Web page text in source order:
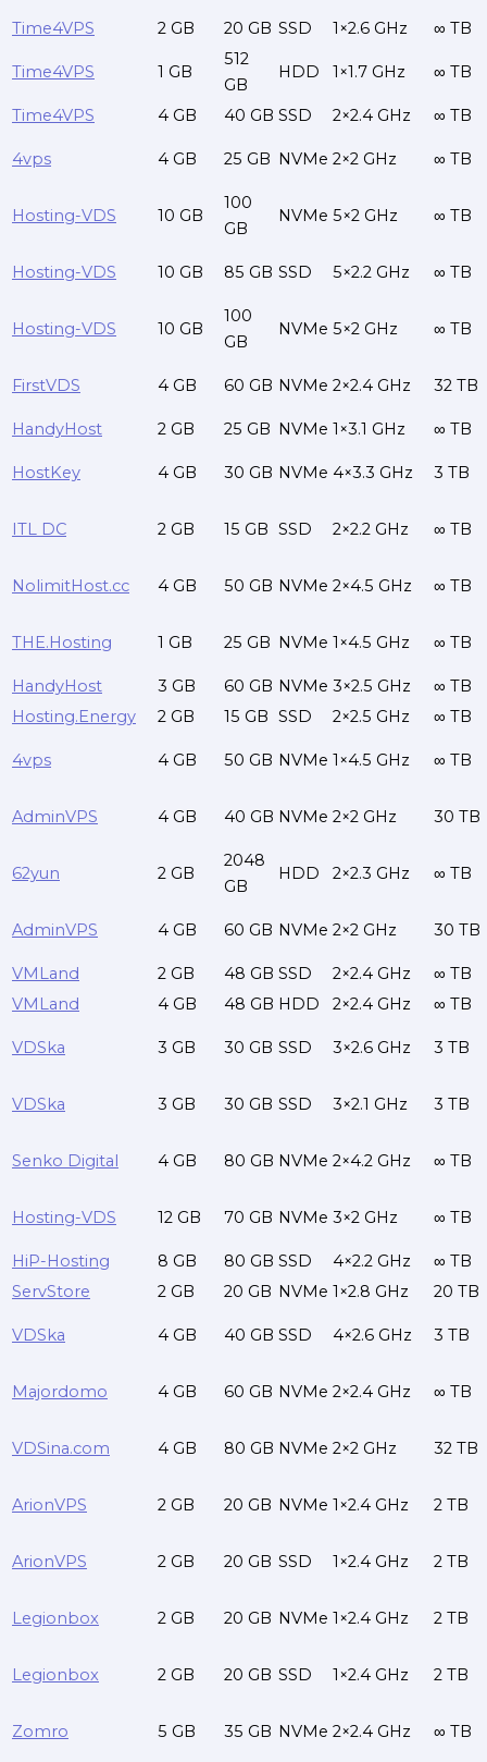
Time4VPS 2 GB 20 GB SSD 1×2.6 GHz ∞ TB
Time4VPS 1 GB
512
GB
HDD 1×1.7 GHz ∞ TB
Time4VPS 4 GB 40 GB SSD 2×2.4 GHz ∞ TB
4vps 4 GB 25 GB NVMe 2×2 GHz ∞ TB
Hosting-VDS 10 GB
100
GB
NVMe 5×2 GHz ∞ TB
Hosting-VDS 10 GB 85 GB SSD 5×2.2 GHz ∞ TB
Hosting-VDS 10 GB
100
GB
NVMe 5×2 GHz ∞ TB
FirstVDS 4 GB 60 GB NVMe 2×2.4 GHz 32 TB
HandyHost 2 GB 25 GB NVMe 1×3.1 GHz ∞ TB
HostKey 4 GB 30 GB NVMe 4×3.3 GHz 3 TB
ITL DC 2 GB 15 GB SSD 2×2.2 GHz ∞ TB
NolimitHost.cc 4 GB 50 GB NVMe 2×4.5 GHz ∞ TB
THE.Hosting 1 GB 25 GB NVMe 1×4.5 GHz ∞ TB
HandyHost 3 GB 60 GB NVMe 3×2.5 GHz
∞ TB
Hosting.Energy
2 GB 15 GB SSD 2×2.5 GHz ∞ TB
4vps 4 GB 50 GB NVMe 1×4.5 GHz ∞ TB
AdminVPS 4 GB 40 GB NVMe 2×2 GHz 30 TB
62yun 2 GB
2048
GB
HDD 2×2.3 GHz ∞ TB
AdminVPS 4 GB 60 GB NVMe 2×2 GHz 30 TB
VMLand 2 GB 48 GB SSD 2×2.4 GHz
∞ TB
VMLand
4 GB 48 GB HDD 2×2.4 GHz ∞ TB
VDSka 3 GB 30 GB SSD 3×2.6 GHz 3 TB
VDSka 3 GB 30 GB SSD 3×2.1 GHz 3 TB
Senko Digital 4 GB 80 GB NVMe 2×4.2 GHz ∞ TB
Hosting-VDS 12 GB 70 GB NVMe 3×2 GHz ∞ TB
HiP-Hosting 8 GB 80 GB SSD 4×2.2 GHz
∞ TB
ServStore
2 GB 20 GB NVMe 1×2.8 GHz 20 TB
VDSka 4 GB 40 GB SSD 4×2.6 GHz 3 TB
Majordomo 4 GB 60 GB NVMe 2×2.4 GHz ∞ TB
VDSina.com 4 GB 80 GB NVMe 2×2 GHz 32 TB
ArionVPS 2 GB 20 GB NVMe 1×2.4 GHz 2 TB
ArionVPS 2 GB 20 GB SSD 1×2.4 GHz 2 TB
Legionbox 2 GB 20 GB NVMe 1×2.4 GHz 2 TB
Legionbox 2 GB 20 GB SSD 1×2.4 GHz 2 TB
Zomro 5 GB 35 GB NVMe 2×2.4 GHz ∞ TB